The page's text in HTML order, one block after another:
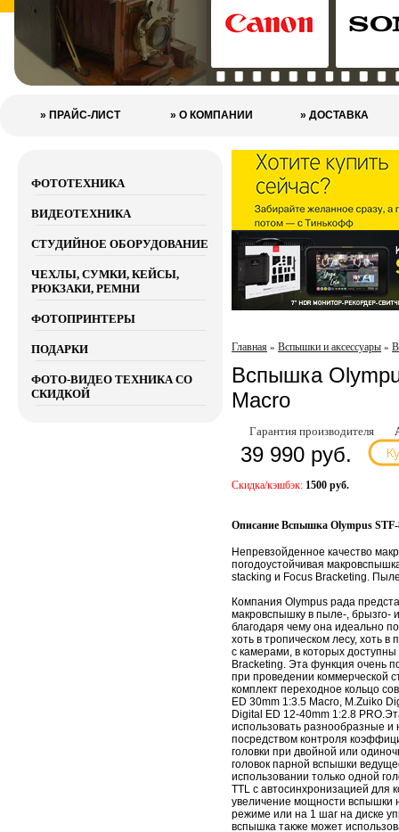
» ПРАЙС-ЛИСТ » О КОМПАНИИ » ДОСТАВКА
ФОТОТЕХНИКА
ВИДЕОТЕХНИКА
СТУДИЙНОЕ ОБОРУДОВАНИЕ
ЧЕХЛЫ, СУМКИ, КЕЙСЫ,
РЮКЗАКИ, РЕМНИ
ФОТОПРИНТЕРЫ
ПОДАРКИ
ФОТО-ВИДЕО ТЕХНИКА СО
СКИДКОЙ
Главная » Вспышки и аксессуары »
Вспышка
Macro
Гарантия производителя
39 990 руб.
Скидка/кэшбэк: 1500 руб.
Описание Вспышка Olympus
Непревзойденное качество
погодоустойчивая
stacking и Focus Bracketing.
Компания Olympus рада
макровспышку в пыле‑, брызго‑
благодаря чему она идеально
хоть в тропическом лесу, хоть
с камерами, в которых
Bracketing. Эта функция очень
при проведении коммерческой
комплект переходное кольцо
ED 30mm 1:3.5 Macro, M.Zuiko
Digital ED 12‑40mm 1:2.8
использовать разнообразные
посредством контроля
головки при двойной или
головок парной вспышки
использовании только одной
TTL с автосинхронизацией для
увеличение мощности вспышки
режиме или на 1 шаг на диске
вспышка также может